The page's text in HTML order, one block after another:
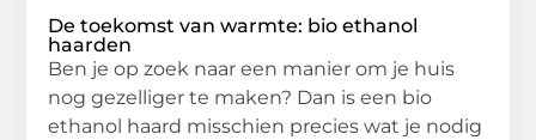
De toekomst van warmte: bio ethanol
haarden
Ben je op zoek naar een manier om je huis
nog gezelliger te maken? Dan is een bio
ethanol haard misschien precies wat je nodig